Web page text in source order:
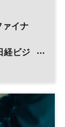
ァイナ
経ビジ
ススクール